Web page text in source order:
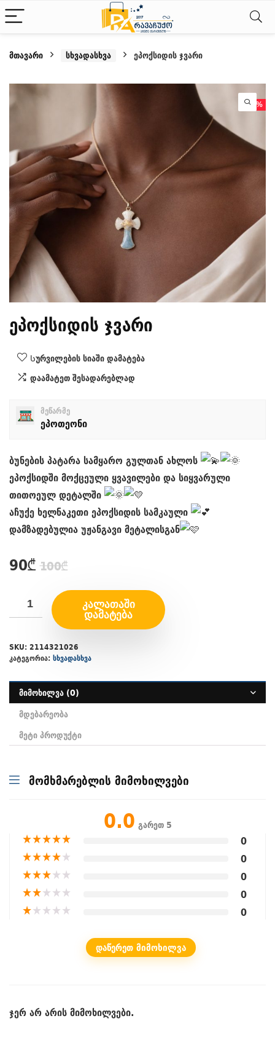
მთავარი სხვადასხვა ეპოქსიდის ჯვარი
- 10%
ეპოქსიდის ჯვარი
Სურვილების სიაში დამატება
დაამატეთ შესადარებლად
მეწარმე
ეპოთეონი
ბუნების პატარა სამყარო გულთან ახლოს
ეპოქსიდში მოქცეული ყვავილები და სიყვარული
თითოეულ დეტალში
აჩუქე ხელნაკეთი ეპოქსიდის სამკაული
დამზადებულია უჟანგავი მეტალისგან
100₾Original
was:
100₾.
90₾ Current
is:
90₾.
ᲙᲐᲚᲐᲗᲐᲨᲘ
ᲓᲐᲛᲐᲢᲔᲑᲐ
SKU: 2114321026
კატეგორია: სხვადასხვა
მიმოხილვა (0)
მდებარეობა
მეტი პროდუქტი
მომხმარებლის მიმოხილვები
0.0 გარეთ 5
★★★★★ 0
★★★★★ 0
★★★★★ 0
★★★★★ 0
★★★★★ 0
ᲓᲐᲬᲔᲠᲔᲗ ᲛᲘᲛᲝᲮᲘᲚᲕᲐ
ჯერ არ არის მიმოხილვები.